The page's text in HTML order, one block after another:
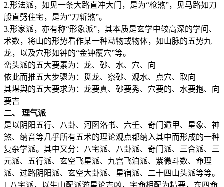
2.形法派，如见一条大路直冲大门，是为“枪煞”，见马路如刀
般直劈住宅，是为“刀斩煞”。
3.形家派，亦有称“形象派”，其本质是玄学中较高深的学问、
术数，将山的形势看作某一种动物或物体，如山脉的五势九
龙，以及穴形如钟的“金钟覆穴”等。
峦头派的五大要素为：龙、砂、水、穴、向
依此而推五大步骤为：觅龙、察砂、观水、点穴、取向
其堪舆的五大要求为：龙要真、砂要秀、穴要的、水要抱、向
要吉
二、 理气派
是以阴阳五行、八卦、河图洛书、六壬、奇门遁甲、星象、神
煞、纳音等几乎所有五术的理论观点都纳入其中而形成的一种
复杂学派。其中又分：八宅派、八卦派、奇门派、三合派、三
元派、五行派、玄空飞星派、九宫飞泊派、紫微斗数、命理
派、过路阴阳派、玄空大卦派、星宿派、二十四山头派等等。
1.八宅派，以生山配派游星论吉凶，宅命相配为精要，东四命